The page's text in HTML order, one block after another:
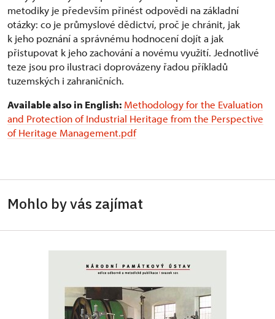
metodiky je především přinéstodpovědi na základní
otázky: co je průmyslové dědictví, proč je chránit, jak
k jeho poznání a správnému hodnocení dojít a jak
přistupovat k jeho zachování a novému využití. Jednotlivé
teze jsou pro ilustraci doprovázeny řadou příkladů
tuzemských i zahraničních.
Available also in English: Methodology for the Evaluation
and Protection of Industrial Heritage from the Perspective
of Heritage Management.pdf
Mohlo by vás zajímat